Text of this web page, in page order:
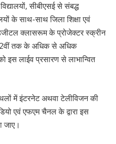
सीबीएसई से संबद्ध
के साथ-साथ जिला शिक्षा एवं
क्लासरूम के प्रोजेक्टर स्क्रीन
तक के अधिक से अधिक
को इस लाईव प्रसारण से लाभान्वित
में इंटरनेट अथवा टेलीविजन की
एवं एफएम चैनल के द्वारा इस
जाए।